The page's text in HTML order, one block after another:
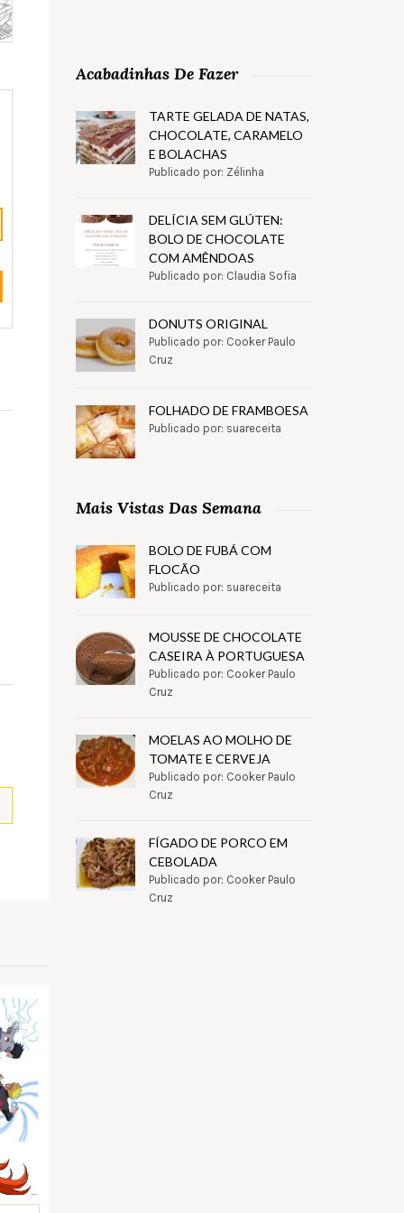
Acabadinhas De Fazer
TARTE GELADA DE NATAS,
CHOCOLATE, CARAMELO
E BOLACHAS
Publicado por: Zélinha
DELÍCIA SEM GLÚTEN:
BOLO DE CHOCOLATE
COM AMÊNDOAS
Publicado por: Claudia Sofia
DONUTS ORIGINAL
Publicado por: Cooker Paulo
Cruz
FOLHADO DE FRAMBOESA
Publicado por: suareceita
Mais Vistas Das Semana
BOLO DE FUBÁ COM
FLOCÃO
Publicado por: suareceita
MOUSSE DE CHOCOLATE
CASEIRA À PORTUGUESA
Publicado por: Cooker Paulo
Cruz
MOELAS AO MOLHO DE
TOMATE E CERVEJA
Publicado por: Cooker Paulo
Cruz
FÍGADO DE PORCO EM
CEBOLADA
Publicado por: Cooker Paulo
Cruz